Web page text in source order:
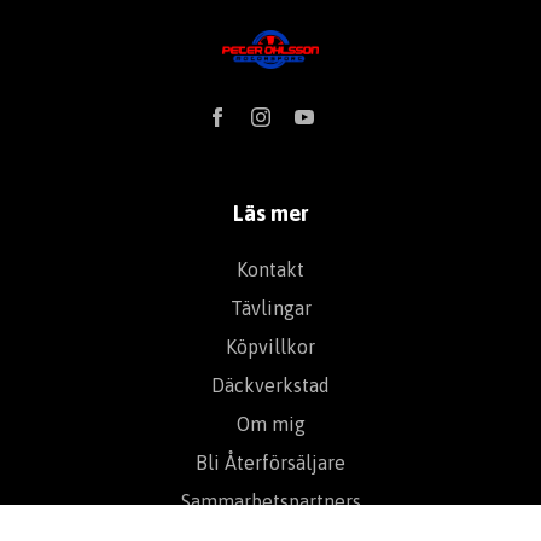
Läs mer
Kontakt
Tävlingar
Köpvillkor
Däckverkstad
Om mig
Bli Återförsäljare
Sammarbetspartners